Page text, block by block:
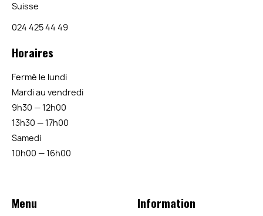
Suisse
024 425 44 49
Horaires
Fermé le lundi
Mardi au vendredi
9h30 — 12h00
13h30 — 17h00
Samedi
10h00 — 16h00
Menu Information